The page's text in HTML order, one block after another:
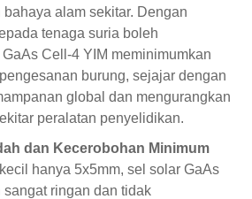
alam sekitar. Dengan
tenaga suria boleh
Cell-4 YIM meminimumkan
burung, sejajar dengan
global dan mengurangkan
peralatan penyelidikan.
dan Kecerobohan Minimum
hanya 5x5mm, sel solar GaAs
ringan dan tidak